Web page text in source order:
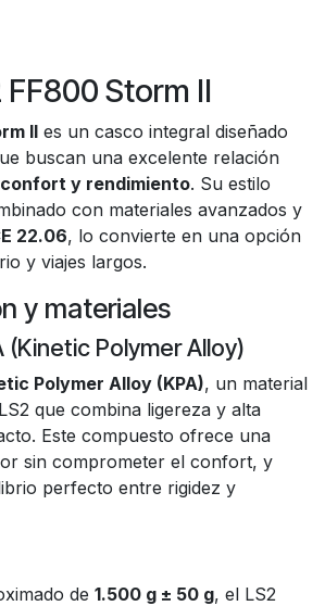
Storm II
II es un casco integral diseñado
buscan una excelente relación
y rendimiento. Su estilo
con materiales avanzados y
22.06, lo convierte en una opción
y viajes largos.
y materiales
(Kinetic Polymer Alloy)
Polymer Alloy (KPA), un material
que combina ligereza y alta
Este compuesto ofrece una
sin comprometer el confort, y
perfecto entre rigidez y
de 1.500 g ± 50 g, el LS2